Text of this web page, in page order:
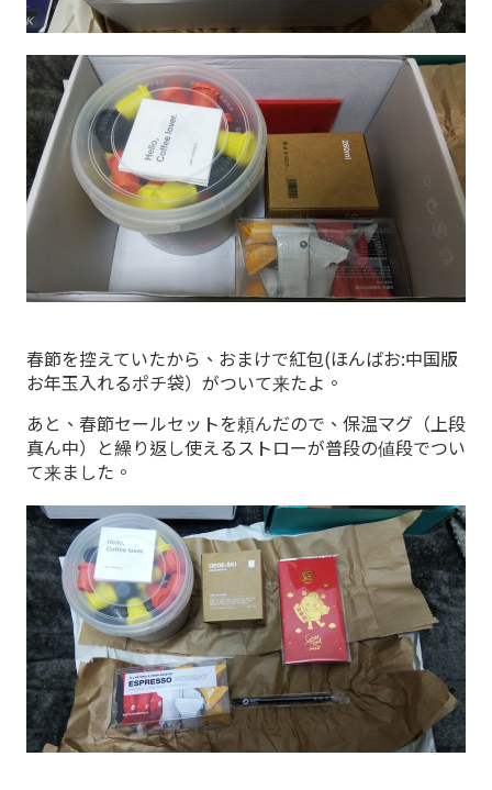
春節を控えていたから、おまけで紅包(ほんばお:中国版
お年玉入れるポチ袋）がついて来たよ。
あと、春節セールセットを頼んだので、保温マグ（上段
真ん中）と繰り返し使えるストローが普段の値段でつい
て来ました。